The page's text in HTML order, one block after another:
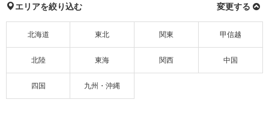
エリアを絞り込む 変更する
北海道 東北 関東 甲信越
北陸 東海 関西 中国
四国 九州・沖縄